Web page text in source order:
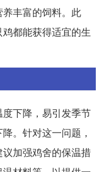
丰富的饲料。此
都能获得适宜的生
下降，易引发季节
。针对这一问题，
加强鸡舍的保温措